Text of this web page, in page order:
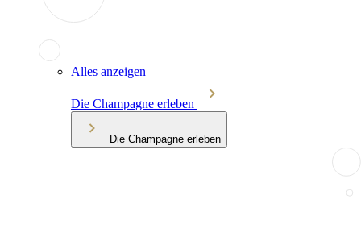
Alles anzeigen
Die Champagne erleben
Die Champagne erleben